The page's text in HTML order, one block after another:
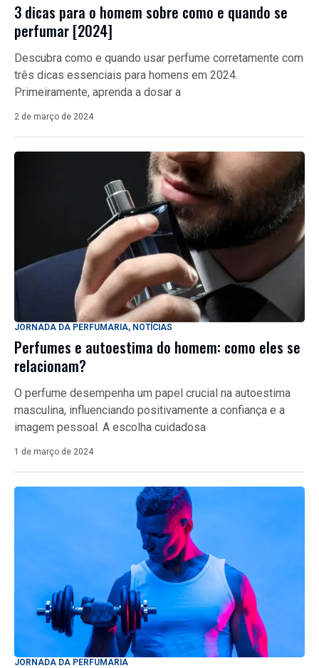
3 dicas para o homem sobre como e quando se
perfumar [2024]
Descubra como e quando usar perfume corretamente com
três dicas essenciais para homens em 2024.
Primeiramente, aprenda a dosar a
2 de março de 2024
JORNADA DA PERFUMARIA, NOTÍCIAS
Perfumes e autoestima do homem: como eles se
relacionam?
O perfume desempenha um papel crucial na autoestima
masculina, influenciando positivamente a confiança e a
imagem pessoal. A escolha cuidadosa
1 de março de 2024
JORNADA DA PERFUMARIA